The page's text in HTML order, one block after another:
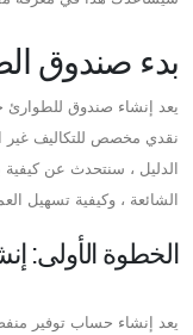
بدء صندوق
يعد إنشاء صندوق للطوارئ
نقدي مخصص للتكاليف غير
الدليل ، سنتحدث عن
الشائعة ، وكيفية تسهيل
الخطوة الأولى:
يعد إنشاء حساب توفير